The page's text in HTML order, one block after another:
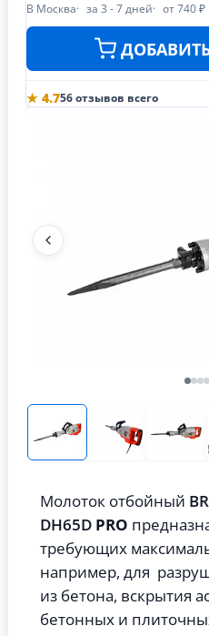
В Москва за 3 - 7 дней от 740 ₽
★ 4.756 отзывов всего
Молоток отбойный
DH65D PRO
требующих
например, для
из бетона, вскрытия
бетонных и